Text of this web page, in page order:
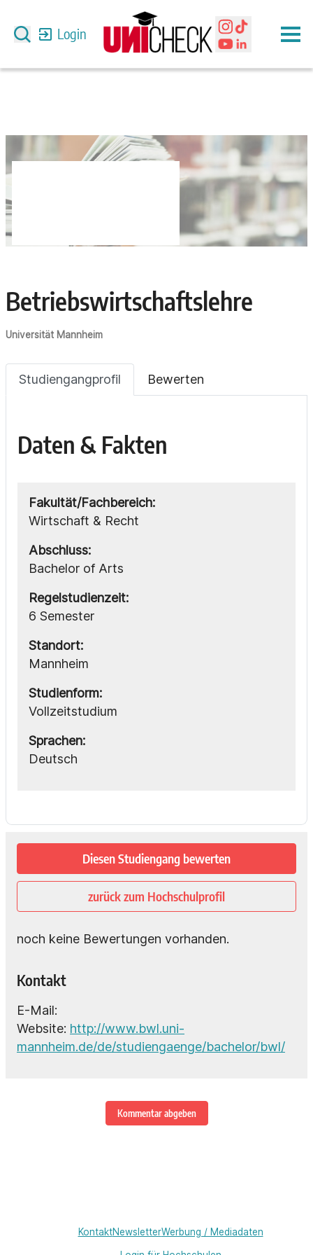
Login
Betriebswirtschaftslehre
Universität Mannheim
Studiengangprofil Bewerten
Daten & Fakten
Fakultät/Fachbereich:
Wirtschaft & Recht
Abschluss:
Bachelor of Arts
Regelstudienzeit:
6 Semester
Standort:
Mannheim
Studienform:
Vollzeitstudium
Sprachen:
Deutsch
Diesen Studiengang bewerten
zurück zum Hochschulprofil
noch keine Bewertungen vorhanden.
Kontakt
E-Mail:
Website: http://www.bwl.uni-
mannheim.de/de/studiengaenge/bachelor/bwl/
Kommentar abgeben
KontaktNewsletterWerbung / Mediadaten